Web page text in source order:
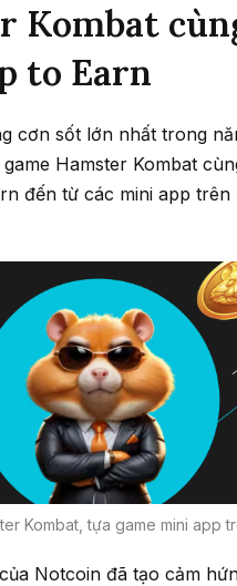
Kombat
to Earn
cơn sốt lớn nhất trong
Hamster Kombat
đến từ các mini app trên
Kombat, tựa game mini app
Notcoin đã tạo cảm